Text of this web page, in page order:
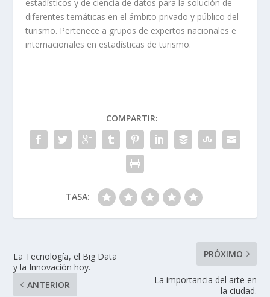
estadísticos y de ciencia de datos para la solución de
diferentes temáticas en el ámbito privado y público del
turismo. Pertenece a grupos de expertos nacionales e
internacionales en estadísticas de turismo.
COMPARTIR:
TASA:
La Tecnología, el Big Data
y la Innovación hoy.
ANTERIOR
PRÓXIMO
La importancia del arte en
la ciudad.